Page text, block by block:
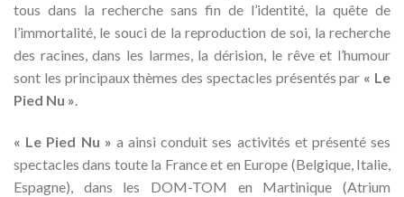
tous dans la recherche sans fin de l’identité, la quête de
l’immortalité, le souci de la reproduction de soi, la recherche
des racines, dans les larmes, la dérision, le rêve et l’humour
sont les principaux thèmes des spectacles présentés par « Le
Pied Nu ».
« Le Pied Nu » a ainsi conduit ses activités et présenté ses
spectacles dans toute la France et en Europe (Belgique, Italie,
Espagne), dans les DOM-TOM en Martinique (Atrium